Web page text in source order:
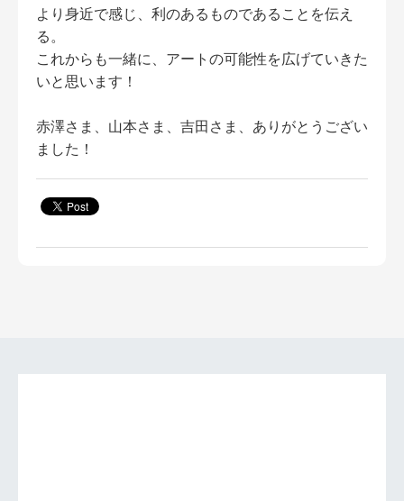
より身近で感じ、利のあるものであることを伝え
る。
これからも一緒に、アートの可能性を広げていきた
いと思います！
赤澤さま、山本さま、吉田さま、ありがとうござい
ました！